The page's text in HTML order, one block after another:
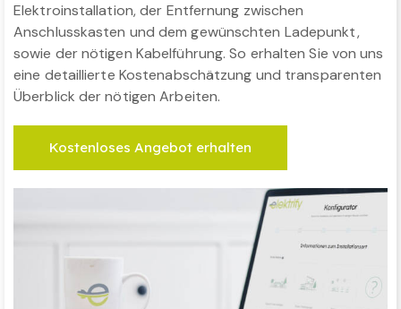
Elektroinstallation, der Entfernung zwischen
Anschlusskasten und dem gewünschten Ladepunkt,
sowie der nötigen Kabelführung. So erhalten Sie von uns
eine detaillierte Kostenabschätzung und transparenten
Überblick der nötigen Arbeiten.
Kostenloses Angebot erhalten